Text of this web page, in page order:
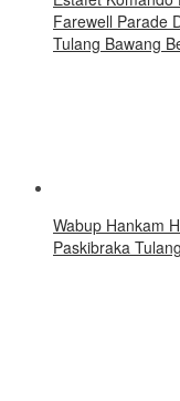
Farewell Parade
Tulang Bawang
Wabup Hankam
Paskibraka